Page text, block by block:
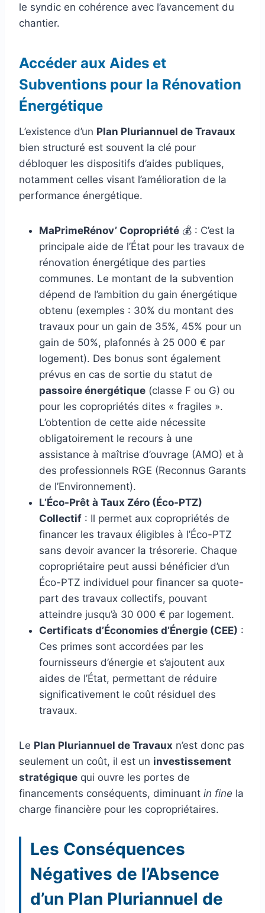
le syndic en cohérence avec l’avancement du
chantier.
Accéder aux Aides et
Subventions pour la Rénovation
Énergétique
L’existence d’un Plan Pluriannuel de Travaux
bien structuré est souvent la clé pour
débloquer les dispositifs d’aides publiques,
notamment celles visant l’amélioration de la
performance énergétique.
MaPrimeRénov’ Copropriété 💰 : C’est la
principale aide de l’État pour les travaux de
rénovation énergétique des parties
communes. Le montant de la subvention
dépend de l’ambition du gain énergétique
obtenu (exemples : 30% du montant des
travaux pour un gain de 35%, 45% pour un
gain de 50%, plafonnés à 25 000 € par
logement). Des bonus sont également
prévus en cas de sortie du statut de
passoire énergétique (classe F ou G) ou
pour les copropriétés dites « fragiles ».
L’obtention de cette aide nécessite
obligatoirement le recours à une
assistance à maîtrise d’ouvrage (AMO) et à
des professionnels RGE (Reconnus Garants
de l’Environnement).
L’Éco-Prêt à Taux Zéro (Éco-PTZ)
Collectif : Il permet aux copropriétés de
financer les travaux éligibles à l’Éco-PTZ
sans devoir avancer la trésorerie. Chaque
copropriétaire peut aussi bénéficier d’un
Éco-PTZ individuel pour financer sa quote-
part des travaux collectifs, pouvant
atteindre jusqu’à 30 000 € par logement.
Certificats d’Économies d’Énergie (CEE) :
Ces primes sont accordées par les
fournisseurs d’énergie et s’ajoutent aux
aides de l’État, permettant de réduire
significativement le coût résiduel des
travaux.
Le Plan Pluriannuel de Travaux n’est donc pas
seulement un coût, il est un investissement
stratégique qui ouvre les portes de
financements conséquents, diminuant in fine la
charge financière pour les copropriétaires.
Les Conséquences
Négatives de l’Absence
d’un Plan Pluriannuel de